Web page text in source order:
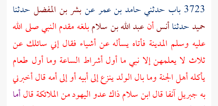
3723 باب حدثني حامد بن عمرعنبشر بن المفضل حدثنا
حميدحدثناأنسأنعبد الله بن سلامبلغه مقدم النبي صلى الله
عليه وسلم المدينة فأتاه يسأله عن أشياء فقال إني سائلك عن
ثلاث لا يعلمهن إلا نبي ما أول أشراط الساعة وما أول طعام
يأكله أهل الجنة وما بال الولد ينزع إلى أبيه أو إلى أمه قال أخبرني
بهجبريلآنفا قالابن سلامذاك عدواليهودمن الملائكة قالأما